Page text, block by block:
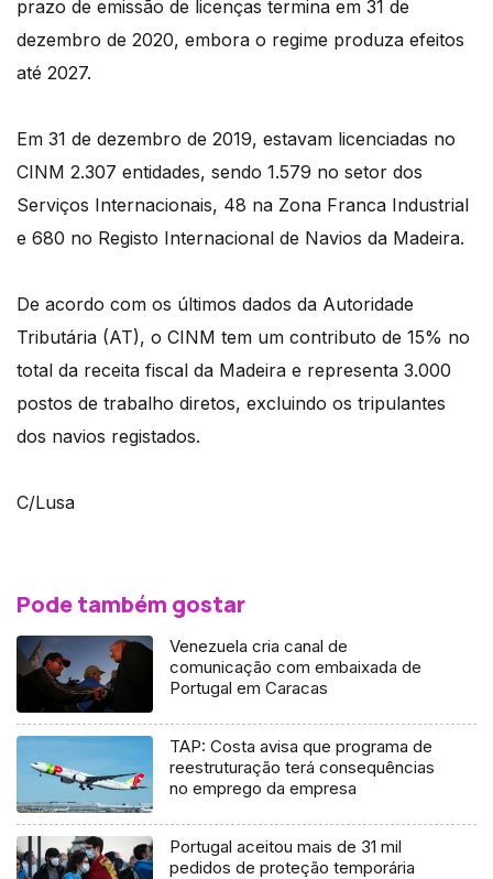
prazo de emissão de licenças termina em 31 de
dezembro de 2020, embora o regime produza efeitos
até 2027.
Em 31 de dezembro de 2019, estavam licenciadas no
CINM 2.307 entidades, sendo 1.579 no setor dos
Serviços Internacionais, 48 na Zona Franca Industrial
e 680 no Registo Internacional de Navios da Madeira.
De acordo com os últimos dados da Autoridade
Tributária (AT), o CINM tem um contributo de 15% no
total da receita fiscal da Madeira e representa 3.000
postos de trabalho diretos, excluindo os tripulantes
dos navios registados.
C/Lusa
Pode também gostar
Venezuela cria canal de
comunicação com embaixada de
Portugal em Caracas
TAP: Costa avisa que programa de
reestruturação terá consequências
no emprego da empresa
Portugal aceitou mais de 31 mil
pedidos de proteção temporária